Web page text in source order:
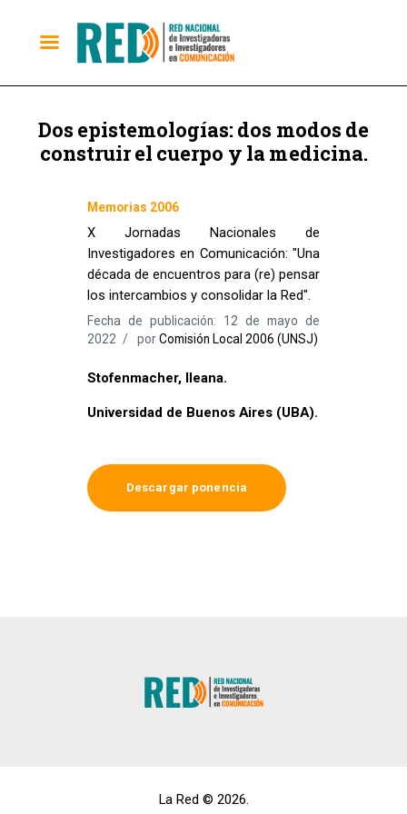
Dos epistemologías: dos modos de
construir el cuerpo y la medicina.
Memorias 2006
X Jornadas Nacionales de
Investigadores en Comunicación: "Una
década de encuentros para (re) pensar
los intercambios y consolidar la Red".
Fecha de publicación: 12 de mayo de
2022
porComisión Local 2006 (UNSJ)
Stofenmacher, Ileana.
Universidad de Buenos Aires (UBA).
Descargar ponencia
La Red © 2026.